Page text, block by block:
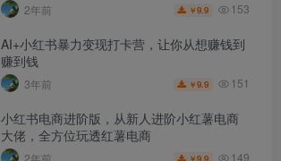
2年前 ￥9.9 153
AI+小红书暴力变现打卡营，让你从想赚钱到
赚到钱
3年前 ￥9.9 151
小红书电商进阶版，从新人进阶小红薯电商
大佬，全方位玩透红薯电商
2年前 ￥9.9 149